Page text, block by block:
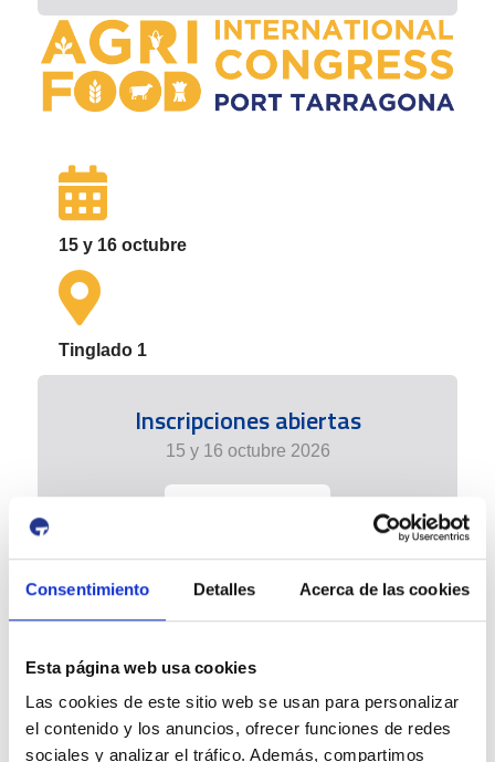
Consentimiento Detalles Acerca de las cookies
Esta página web usa cookies
Las cookies de este sitio web se usan para personalizar
el contenido y los anuncios, ofrecer funciones de redes
sociales y analizar el tráfico. Además, compartimos
15 y 16 octubre
Tinglado 1
Inscripciones abiertas
15 y 16 octubre 2026